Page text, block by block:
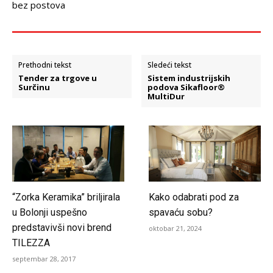
bez postova
Prethodni tekst
Tender za trgove u
Surčinu
Sledeći tekst
Sistem industrijskih
podova Sikafloor®
MultiDur
“Zorka Keramika” briljirala
u Bolonji uspešno
predstavivši novi brend
TILEZZA
septembar 28, 2017
Kako odabrati pod za
spavaću sobu?
oktobar 21, 2024